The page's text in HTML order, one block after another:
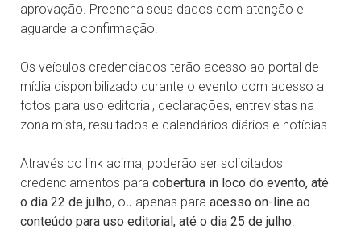
aprovação. Preencha seus dados com atenção e
aguarde a confirmação.
Os veículos credenciados terão acesso ao portal de
mídia disponibilizado durante o evento com acesso a
fotos para uso editorial, declarações, entrevistas na
zona mista, resultados e calendários diários e notícias.
Através do link acima, poderão ser solicitados
credenciamentos para cobertura in loco do evento, até
o dia 22 de julho, ou apenas para acesso on-line ao
conteúdo para uso editorial, até o dia 25 de julho